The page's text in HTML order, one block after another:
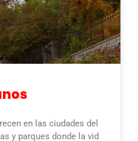
en las ciudades del
y parques donde la vid